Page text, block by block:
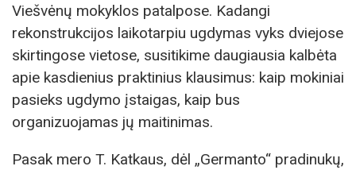
Viešvėnų mokyklos patalpose. Kadangi
rekonstrukcijos laikotarpiu ugdymas vyks dviejose
skirtingose vietose, susitikime daugiausia kalbėta
apie kasdienius praktinius klausimus: kaip mokiniai
pasieks ugdymo įstaigas, kaip bus
organizuojamas jų maitinimas.
Pasak mero T. Katkaus, dėl „Germanto“ pradinukų,